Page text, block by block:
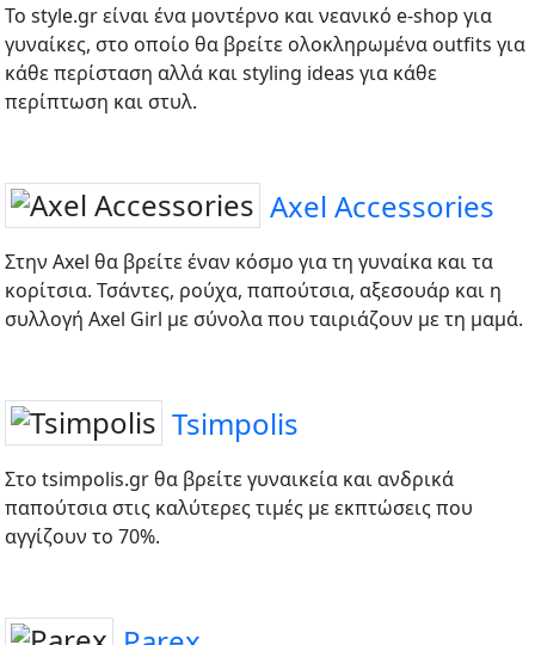
Το style.gr είναι ένα μοντέρνο και νεανικό e-shop για
γυναίκες, στο οποίο θα βρείτε ολοκληρωμένα outfits για
κάθε περίσταση αλλά και styling ideas για κάθε
περίπτωση και στυλ.
Axel Accessories
Στην Axel θα βρείτε έναν κόσμο για τη γυναίκα και τα
κορίτσια. Τσάντες, ρούχα, παπούτσια, αξεσουάρ και η
συλλογή Axel Girl με σύνολα που ταιριάζουν με τη μαμά.
Tsimpolis
Στο tsimpolis.gr θα βρείτε γυναικεία και ανδρικά
παπούτσια στις καλύτερες τιμές με εκπτώσεις που
αγγίζουν το 70%.